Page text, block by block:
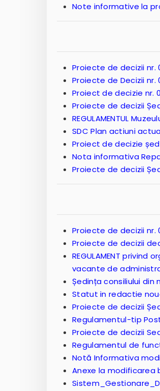
Note informative la
Proiecte de decizii nr.
Proiecte de Decizii nr.
Proiect de decizie nr.
Proiecte de decizii
REGULAMENTUL
SDC Plan actiuni
Proiect de decizie
Nota informativa
Proiecte de decizii
Proiecte de decizii nr.
Proiecte de decizii
REGULAMENT
vacante de
Ședința consiliului din
Statut in redactie
Proiecte de decizii
Regulamentul-tip
Proiecte de decizii
Regulamentul de
Notă Informativa
Anexe la modificarea